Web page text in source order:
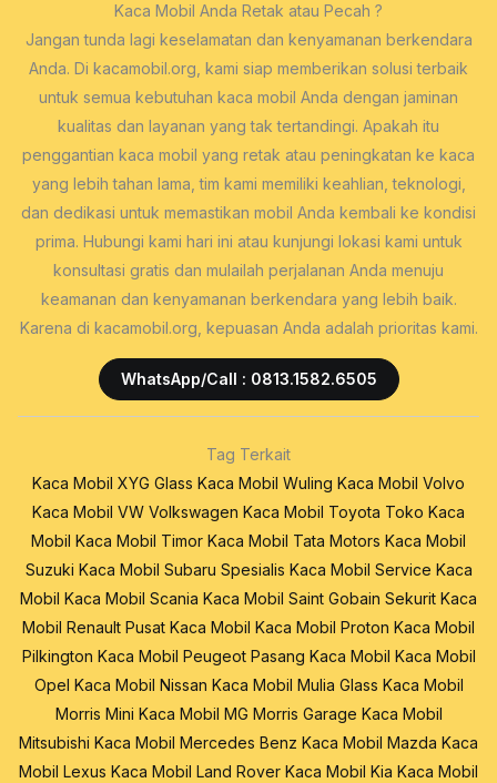
Kaca Mobil Anda Retak atau Pecah ?
Jangan tunda lagi keselamatan dan kenyamanan berkendara
Anda. Di kacamobil.org, kami siap memberikan solusi terbaik
untuk semua kebutuhan kaca mobil Anda dengan jaminan
kualitas dan layanan yang tak tertandingi. Apakah itu
penggantian kaca mobil yang retak atau peningkatan ke kaca
yang lebih tahan lama, tim kami memiliki keahlian, teknologi,
dan dedikasi untuk memastikan mobil Anda kembali ke kondisi
prima. Hubungi kami hari ini atau kunjungi lokasi kami untuk
konsultasi gratis dan mulailah perjalanan Anda menuju
keamanan dan kenyamanan berkendara yang lebih baik.
Karena di kacamobil.org, kepuasan Anda adalah prioritas kami.
WhatsApp/Call : 0813.1582.6505
Tag Terkait
Kaca Mobil XYG Glass Kaca Mobil Wuling Kaca Mobil Volvo
Kaca Mobil VW Volkswagen Kaca Mobil Toyota Toko Kaca
Mobil Kaca Mobil Timor Kaca Mobil Tata Motors Kaca Mobil
Suzuki Kaca Mobil Subaru Spesialis Kaca Mobil Service Kaca
Mobil Kaca Mobil Scania Kaca Mobil Saint Gobain Sekurit Kaca
Mobil Renault Pusat Kaca Mobil Kaca Mobil Proton Kaca Mobil
Pilkington Kaca Mobil Peugeot Pasang Kaca Mobil Kaca Mobil
Opel Kaca Mobil Nissan Kaca Mobil Mulia Glass Kaca Mobil
Morris Mini Kaca Mobil MG Morris Garage Kaca Mobil
Mitsubishi Kaca Mobil Mercedes Benz Kaca Mobil Mazda Kaca
Mobil Lexus Kaca Mobil Land Rover Kaca Mobil Kia Kaca Mobil